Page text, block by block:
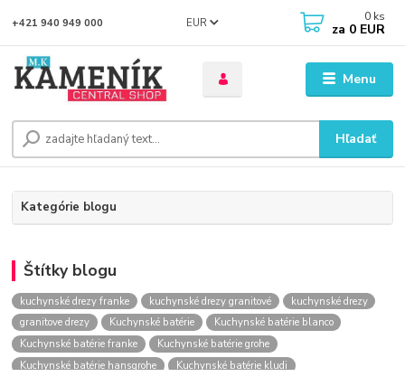
Menu
EUR
Hľadať
+421 940 949 000 0 ks
za 0 EUR
Kategórie blogu
Štítky blogu
kuchynské drezy franke kuchynské drezy granitové
kuchynské drezy
granitove drezy
Kuchynské batérie
Kuchynské batérie blanco
Kuchynské batérie franke
Kuchynské batérie grohe
Kuchynské batérie hansgrohe
Kuchynské batérie kludi